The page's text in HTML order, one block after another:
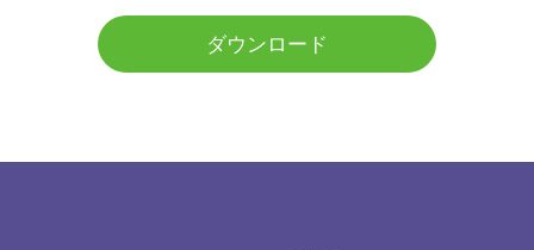
ダウンロード